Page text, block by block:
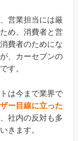
営業担当には厳
め、消費者と営
費者のためにな
、カーセブンの
す。
は今まで業界で
ー目線に立った
社内の反対も多
きます。